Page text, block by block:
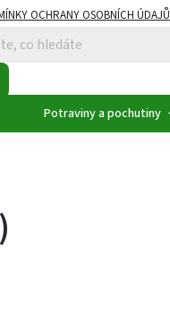
OCHRANY OSOBNÍCH ÚDAJŮ
AKCE, SLEVY
Potraviny a pochutiny